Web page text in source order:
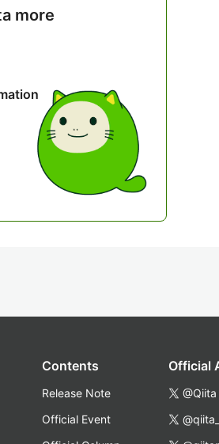
more
Contents
Release Note
Official Event
Official
@Qiita